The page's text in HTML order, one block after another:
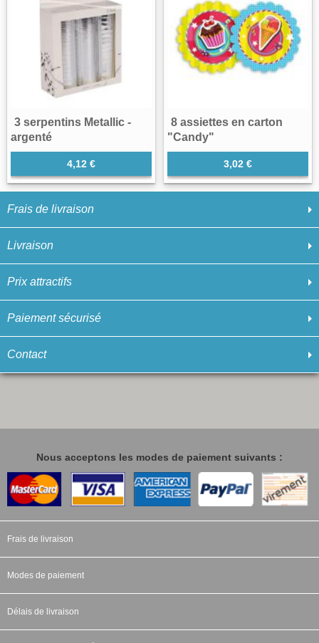
Frais de livraison
Livraison
Prix attractifs
Paiement sécurisé
Contact
3 serpentins Metallic -
argenté
4,12 €
8 assiettes en carton
"Candy"
3,02 €
Nous acceptons les modes de paiement suivants :
Frais de livraison
Modes de paiement
Délais de livraison